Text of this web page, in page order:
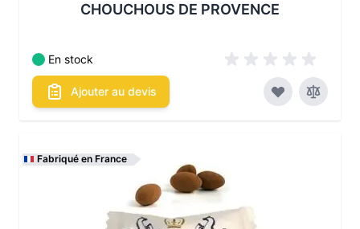
CHOUCHOUS DE PROVENCE
En stock
Ajouter au devis
Fabriqué en France
Les conditionnements disponibles :